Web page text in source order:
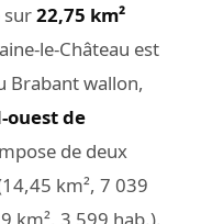
sur22,75 km²
le-Château est
Brabant wallon,
ouest de
de deux
km², 7 039
km², 3 599 hab.).